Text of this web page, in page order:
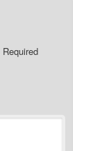
Required